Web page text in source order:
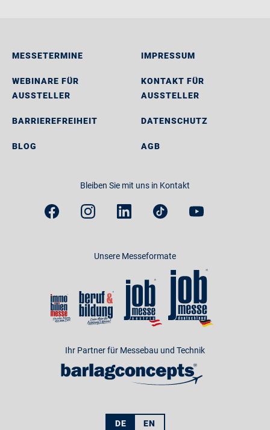
MESSETERMINE
WEBINARE FÜR
AUSSTELLER
BARRIEREFREIHEIT
BLOG
IMPRESSUM
KONTAKT FÜR
AUSSTELLER
DATENSCHUTZ
AGB
Bleiben Sie mit uns in Kontakt
Unsere Messeformate
Ihr Partner für Messebau und Technik
DE EN